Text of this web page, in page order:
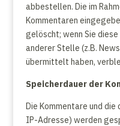
abbestellen. Die im
Kommentaren
gelöscht; wenn Sie
anderer Stelle (z.B.
übermittelt haben,
Speicherdauer der
Die Kommentare und die
IP-Adresse) werden